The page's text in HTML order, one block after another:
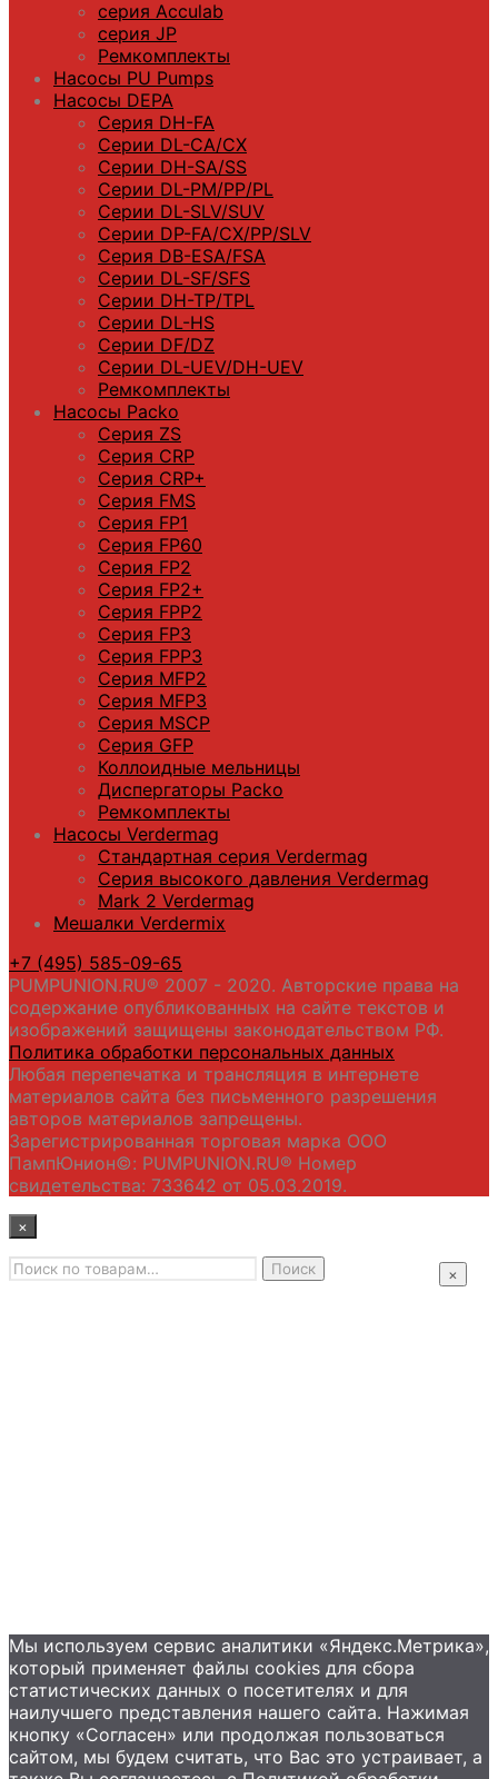
серия Acculab
серия JP
Ремкомплекты
Насосы PU Pumps
Насосы DEPA
Серия DH-FA
Серии DL-CA/CX
Серии DH-SA/SS
Серии DL-PM/РР/PL
Серии DL-SLV/SUV
Серии DP-FA/CX/PP/SLV
Серия DB-ЕSA/FSA
Серии DL-SF/SFS
Серии DН-ТP/ТPL
Серии DL-HS
Серии DF/DZ
Серии DL-UEV/DH-UEV
Ремкомплекты
Насосы Packo
Серия ZS
Серия CRP
Серия CRP+
Серия FMS
Серия FP1
Серия FP60
Серия FP2
Серия FP2+
Серия FPP2
Серия FP3
Серия FPP3
Серия МFP2
Серия МFP3
Серия MSCP
Серия GFP
Коллоидные мельницы
Диспергаторы Packo
Ремкомплекты
Насосы Verdermag
Стандартная серия Verdermag
Серия высокого давления Verdermag
Mark 2 Verdermag
Мешалки Verdermix
+7 (495) 585-09-65
PUMPUNION.RU® 2007 - 2020. Авторские права на
содержание опубликованных на сайте текстов и
изображений защищены законодательством РФ.
Политика обработки персональных данных
Любая перепечатка и трансляция в интернете
материалов сайта без письменного разрешения
авторов материалов запрещены.
Зарегистрированная торговая марка ООО
ПампЮнион©: PUMPUNION.RU® Номер
свидетельства: 733642 от 05.03.2019.
×
Главная
×
Искать: Поиск
Мы используем сервис аналитики «Яндекс.Метрика»,
который применяет файлы сookies для сбора
статистических данных о посетителях и для
наилучшего представления нашего сайта. Нажимая
кнопку «Согласен» или продолжая пользоваться
сайтом, мы будем считать, что Вас это устраивает, а